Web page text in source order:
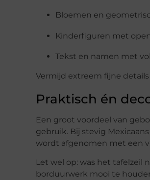
Bloemen en
Kinderfiguren met
Tekst en namen met
Vermijd extreem fijne
Praktisch én
Een groot voordeel van
gebruik. Bij stevig
wordt afgenomen met een
Let wel op: was het tafelzeil
borduurwerk mooi te